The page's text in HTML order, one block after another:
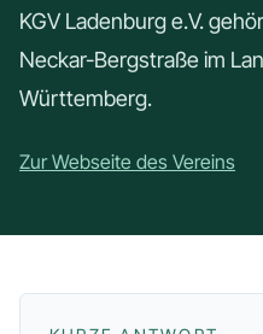
KGV Ladenburg e.V.
Neckar-Bergstraße im
Württemberg.
Zur Webseite des Vereins